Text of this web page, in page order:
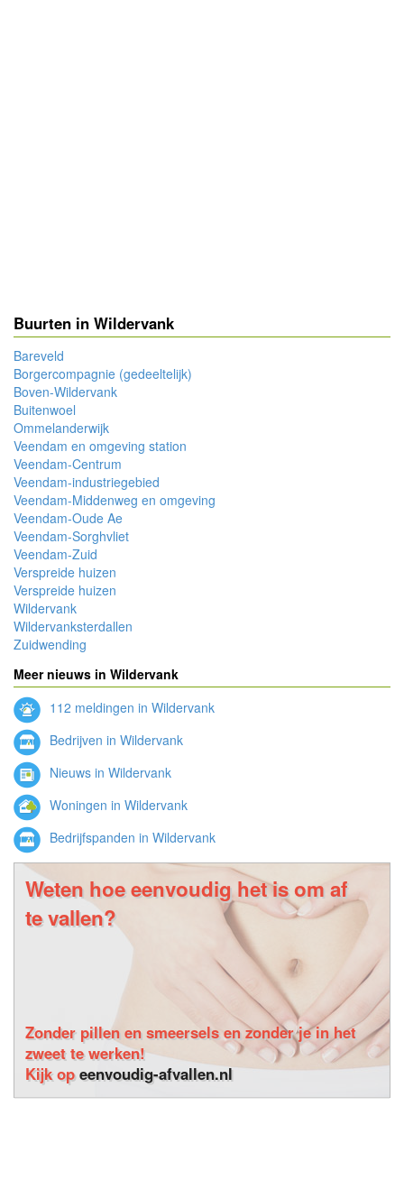
Buurten in Wildervank
Bareveld
Borgercompagnie (gedeeltelijk)
Boven-Wildervank
Buitenwoel
Ommelanderwijk
Veendam en omgeving station
Veendam-Centrum
Veendam-industriegebied
Veendam-Middenweg en omgeving
Veendam-Oude Ae
Veendam-Sorghvliet
Veendam-Zuid
Verspreide huizen
Verspreide huizen
Wildervank
Wildervanksterdallen
Zuidwending
Meer nieuws in Wildervank
112 meldingen in Wildervank
Bedrijven in Wildervank
Nieuws in Wildervank
Woningen in Wildervank
Bedrijfspanden in Wildervank
Weten hoe eenvoudig het is om af
te vallen?
Zonder pillen en smeersels en zonder je in het
zweet te werken!
Kijk opeenvoudig-afvallen.nl